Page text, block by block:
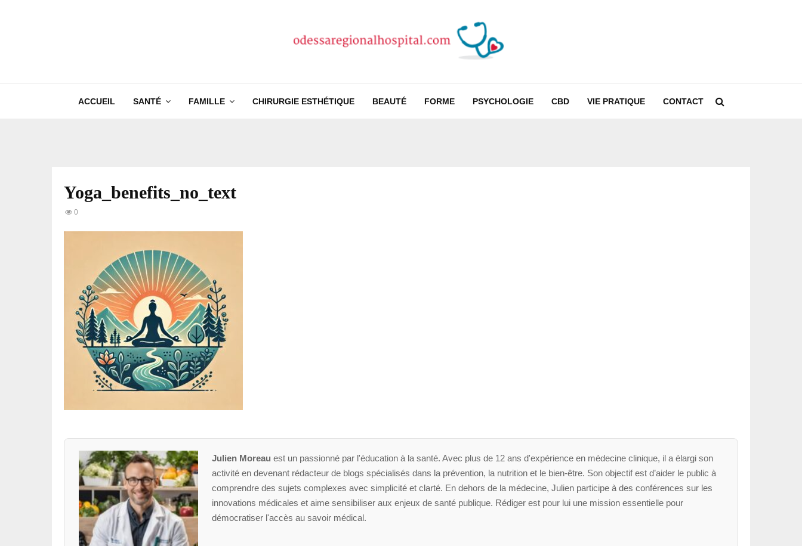
ACCUEIL SANTÉ FAMILLE CHIRURGIE ESTHÉTIQUE BEAUTÉ FORME PSYCHOLOGIE CBD VIE PRATIQUE CONTACT
Yoga_benefits_no_text
0
Julien Moreau est un passionné par l'éducation à la santé. Avec plus de 12 ans d'expérience en médecine clinique, il a élargi son
activité en devenant rédacteur de blogs spécialisés dans la prévention, la nutrition et le bien-être. Son objectif est d’aider le public à
comprendre des sujets complexes avec simplicité et clarté. En dehors de la médecine, Julien participe à des conférences sur les
innovations médicales et aime sensibiliser aux enjeux de santé publique. Rédiger est pour lui une mission essentielle pour
démocratiser l'accès au savoir médical.